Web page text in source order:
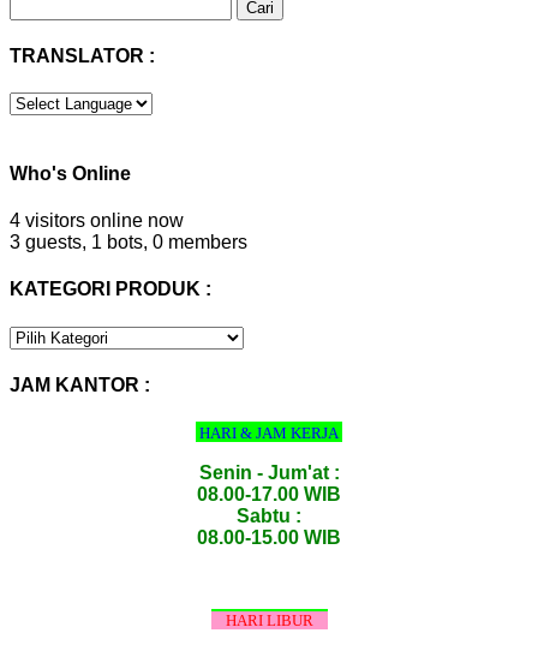
untuk:
TRANSLATOR :
Who's Online
4 visitors online now
3 guests, 1 bots, 0 members
KATEGORI PRODUK :
KATEGORI
JAM KANTOR :
HARI & JAM KERJA
Senin - Jum'at :
08.00-17.00 WIB
Sabtu :
08.00-15.00 WIB
HARI LIBUR